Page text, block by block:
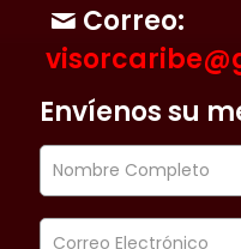
Correo:
Envíenos su